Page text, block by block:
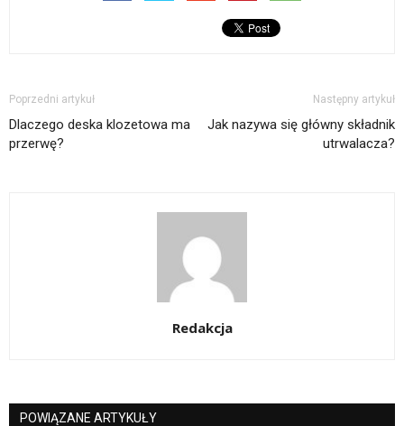
Poprzedni artykuł
Dlaczego deska klozetowa ma
przerwę?
Następny artykuł
Jak nazywa się główny składnik
utrwalacza?
Redakcja
POWIĄZANE ARTYKUŁY